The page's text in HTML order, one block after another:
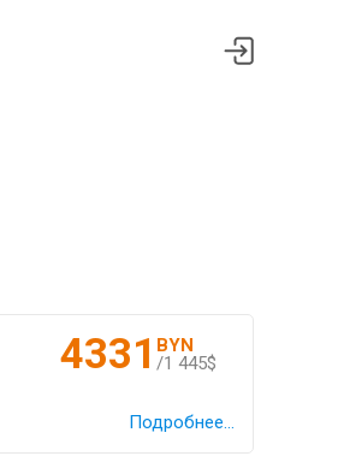
4331 BYN
/1 445$
Подробнее...